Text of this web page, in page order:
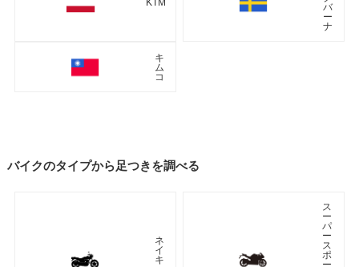
KTM
バ
ー
ナ
キ
ム
コ
バイクのタイプから足つきを調べる
ネ
イ
キ
ス
ー
パ
ー
ス
ポ
ー